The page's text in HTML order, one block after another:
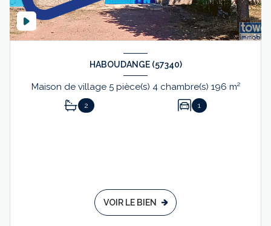
HABOUDANGE (57340)
Maison de village 5 pièce(s) 4 chambre(s) 196 m²
2 1
VOIR LE BIEN